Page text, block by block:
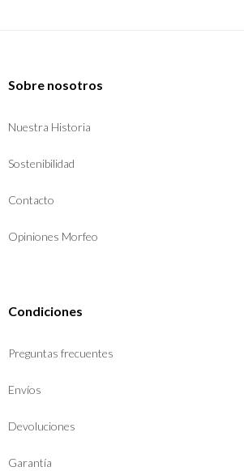
Sobre nosotros
Nuestra Historia
Sostenibilidad
Contacto
Opiniones Morfeo
Condiciones
Preguntas frecuentes
Envíos
Devoluciones
Garantía